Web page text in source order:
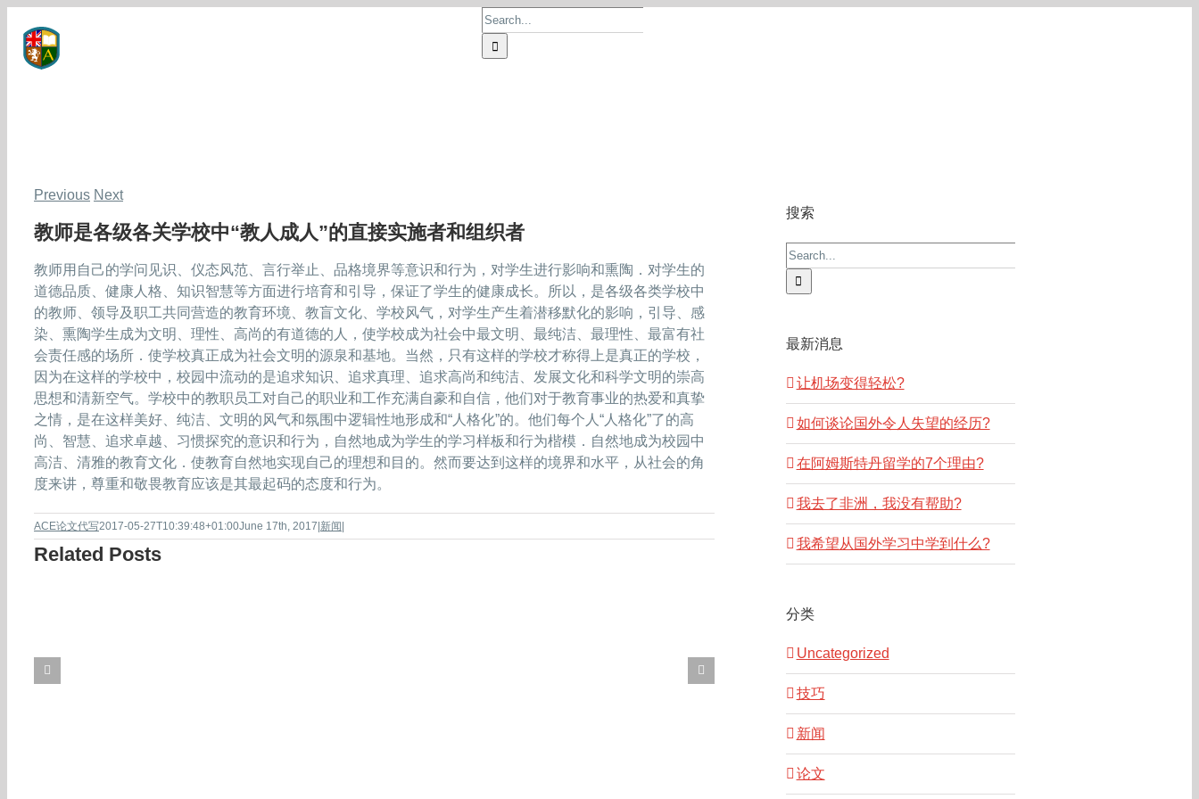
content
Search
for:
Previous Next
教师是各级各关学校中“教人成人”的直接实施者和组织者
教师用自己的学问见识、仪态风范、言行举止、品格境界等意识和行为，对学生进行影响和熏陶．对学生的
道德品质、健康人格、知识智慧等方面进行培育和引导，保证了学生的健康成长。所以，是各级各类学校中
的教师、领导及职工共同营造的教育环境、教盲文化、学校风气，对学生产生着潜移默化的影响，引导、感
染、熏陶学生成为文明、理性、高尚的有道德的人，使学校成为社会中最文明、最纯洁、最理性、最富有社
会责任感的场所．使学校真正成为社会文明的源泉和基地。当然，只有这样的学校才称得上是真正的学校，
因为在这样的学校中，校园中流动的是追求知识、追求真理、追求高尚和纯洁、发展文化和科学文明的崇高
思想和清新空气。学校中的教职员工对自己的职业和工作充满自豪和自信，他们对于教育事业的热爱和真挚
之情，是在这样美好、纯洁、文明的风气和氛围中逻辑性地形成和“人格化”的。他们每个人“人格化”了的高
尚、智慧、追求卓越、习惯探究的意识和行为，自然地成为学生的学习样板和行为楷模．自然地成为校园中
高洁、清雅的教育文化．使教育自然地实现自己的理想和目的。然而要达到这样的境界和水平，从社会的角
度来讲，尊重和敬畏教育应该是其最起码的态度和行为。
ACE论文代写2017-05-27T10:39:48+01:00June 17th, 2017|新闻|
Related Posts
搜索
Search
for:
最新消息
让机场变得轻松?
如何谈论国外令人失望的经历?
在阿姆斯特丹留学的7个理由?
我去了非洲，我没有帮助?
我希望从国外学习中学到什么?
分类
Uncategorized
技巧
新闻
论文